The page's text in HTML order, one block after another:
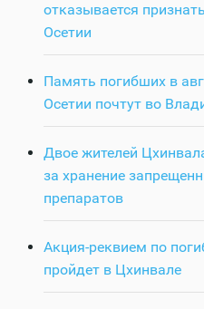
отказывается
Осетии
Память погибших в
Осетии почтут во
Двое жителей
за хранение
препаратов
Акция-реквием по
пройдет в Цхинвале